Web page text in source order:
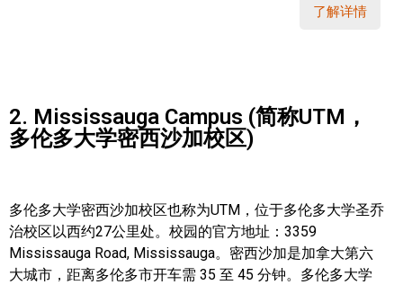
了解详情
2. Mississauga Campus (简称UTM，
多伦多大学密西沙加校区)
多伦多大学密西沙加校区也称为UTM，位于多伦多大学圣乔
治校区以西约27公里处。校园的官方地址：3359
Mississauga Road, Mississauga。密西沙加是加拿大第六
大城市，距离多伦多市开车需 35 至 45 分钟。多伦多大学